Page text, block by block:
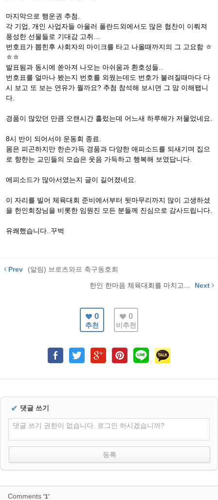
마지막으로 행운권 추첨.
각 기업, 개인 사업자들 아울러 폴란드외에서도 많은 협찬이 이뤄져
풍성한 선물들로 기대감 고취...
번호표가 뽑힌후 사회자의 마이크를 타고 나올때까지의 그 고요함 ㅎ
ㅎㅎ
발표됨과 동시에 쏟아져 나오는 아쉬움과 환호성들..
번호표를 얼마나 봤는지 번호를 외웠는데도 번호가 불려질때마다 다
시 보고 또 보는 연유가 뭘까요? 추첨 참석해 보시면 그 맘 이해됍니
다.
경품이 많았던 만큼 오랜시간 흘렀는데 어느새 하루해가 저물었네요.
8시 반이 되어서야 운동회 종료.
몸은 피곤하지만 한손가득 경품과 다양한 애피소드를 되새기며 집으
로 향한는 교민들의 모습은 웃음 가득하고 행복해 보였답니다.
에피소드가 많아서였는지 글이 길어졌네요.
이 자리를 빌어 체육대회 준비에서부터 뒷마무리까지 많이 고생하셨
을 한인회장님을 비롯한 임원진 모든 분들께 진심으로 감사드립니다.
유쾌했습니다..꾸벅
Prev (알림) 브로츠와프 축구동호회
한인 한마음 체육대회를 마치고... Next
0
추천
0
비추천
✔ 댓글 쓰기
댓글 쓰기 권한이 없습니다. 로그인 하시겠습니까?
Comments '1'